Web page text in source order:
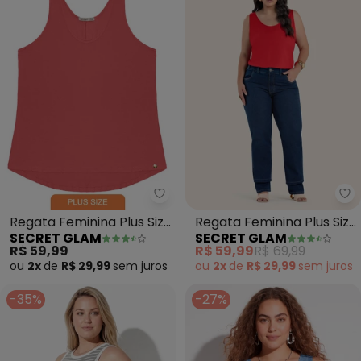
Secret Glam - Regata Feminina
Regata Feminina Plus Size
(Laranja)
SECRET GLAM
R$ 59,99
ou 2x de R$ 29,99 sem juros
Regata Feminina Plus Size
(Vermelho)
SECRET GLAM
R$ 59,99R$ 69,99
ou 2x de R$ 29,99 sem juros
-35% -27%